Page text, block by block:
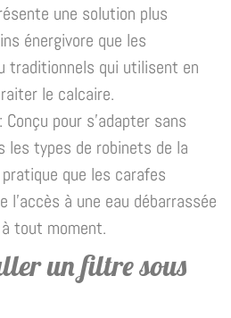
une solution plus
énergivore que les
traditionnels qui utilisent en
le calcaire.
: Conçu pour s’adapter sans
les types de robinets de la
que les carafes
à une eau débarrassée
tout moment.
un filtre sous